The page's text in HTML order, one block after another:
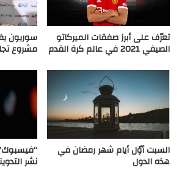
تعرّف على أبرز صفقات الميركاتو
الصيفي 2021 في عالم كرة القدم
سوريون
مشروع
السبت أوّل أيام شهر رمضان في
هذه الدول نشر